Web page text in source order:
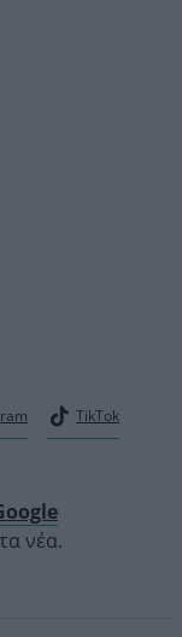
TikTok
νέα.